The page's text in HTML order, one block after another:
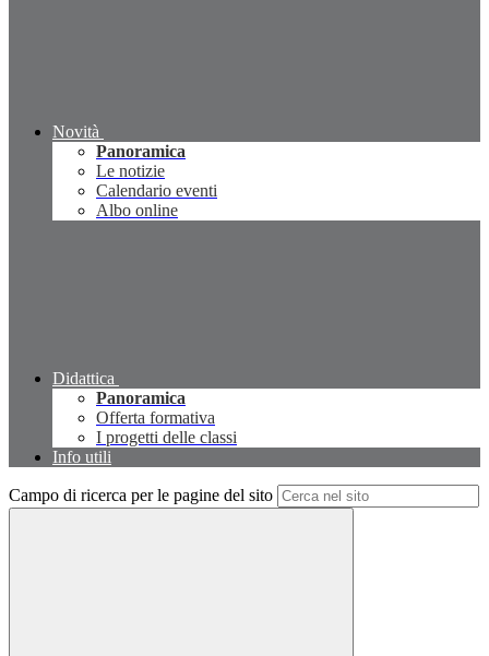
Novità
Panoramica
Le notizie
Calendario eventi
Albo online
Didattica
Panoramica
Offerta formativa
I progetti delle classi
Info utili
Campo di ricerca per le pagine del sito